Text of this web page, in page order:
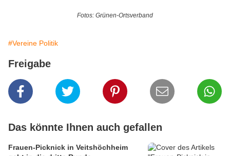
Fotos: Grünen-Ortsverband
#Vereine Politik
Freigabe
Das könnte Ihnen auch gefallen
Frauen-Picknick in Veitshöchheim